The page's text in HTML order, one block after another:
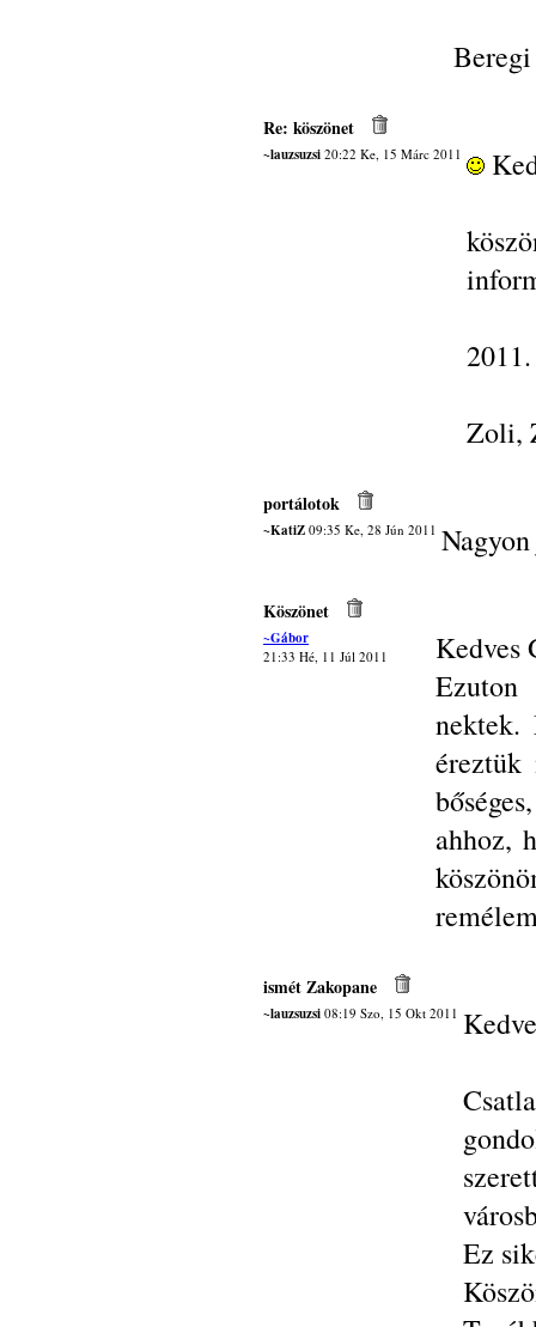
Re: köszönet
~lauzsuzsi 20:22 Ke, 15 Márc 2011
Zoli,
portálotok
~KatiZ 09:35 Ke, 28 Jún 2011
Köszönet
~Gábor
21:33 Hé, 11 Júl 2011
Kedves
Ezuton
nektek.
éreztük
ahhoz,
ismét Zakopane
~lauzsuzsi 08:19 Szo, 15 Okt 2011
Ez